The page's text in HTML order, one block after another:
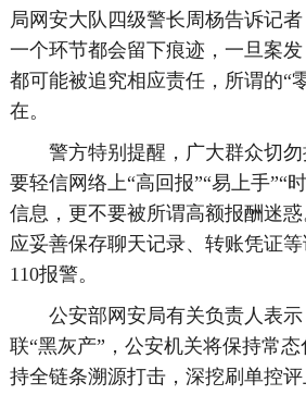
局网安大队四级警长周杨告诉记
一个环节都会留下痕迹，一旦案发
都可能被追究相应责任，所谓的“
在。
警方特别提醒，广大群众切勿
要轻信网络上“高回报”“易上手”“
信息，更不要被所谓高额报酬迷惑
应妥善保存聊天记录、转账凭证
110报警。
公安部网安局有关负责人表示
联“黑灰产”，公安机关将保持常
持全链条溯源打击，深挖刷单控评